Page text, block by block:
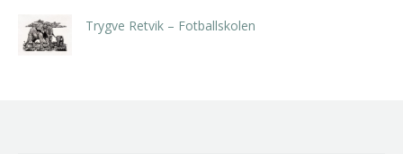
Trygve Retvik – Fotballskolen